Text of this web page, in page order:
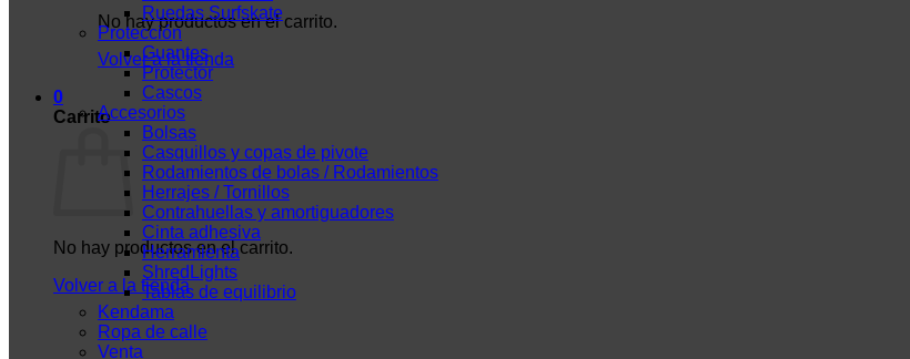
No hay productos en el carrito.
Volver a la tienda
0
Carrito
No hay productos en el carrito.
Volver a la tienda
Ruedas Surfskate
Protección
Guantes
Protector
Cascos
Accesorios
Bolsas
Casquillos y copas de pivote
Rodamientos de bolas / Rodamientos
Herrajes / Tornillos
Contrahuellas y amortiguadores
Cinta adhesiva
Herramienta
ShredLights
Tablas de equilibrio
Kendama
Ropa de calle
Venta